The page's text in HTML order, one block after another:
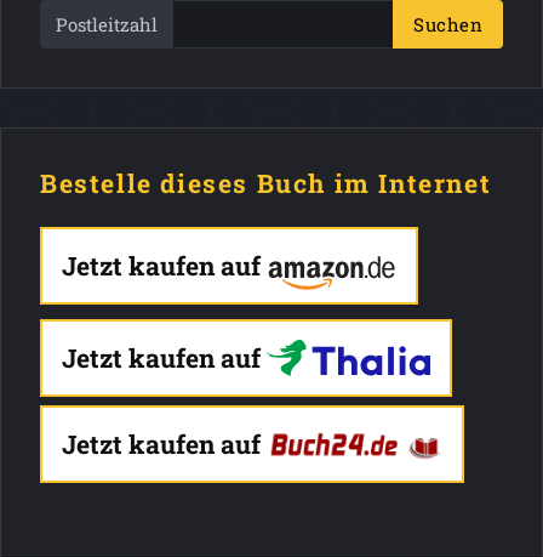
Postleitzahl Suchen
Bestelle dieses Buch im Internet
Jetzt kaufen auf
Jetzt kaufen auf
Jetzt kaufen auf